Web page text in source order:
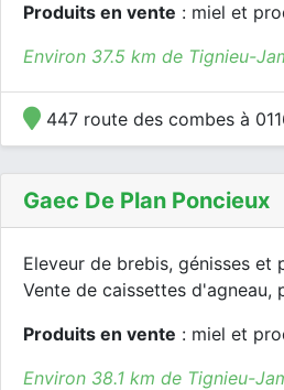
Produits en vente : miel et
Environ 37.5 km de Tignieu-
447 route des combes à
Gaec De Plan Poncieux
Eleveur de brebis, génisses et
Vente de caissettes
Produits en vente : miel et
Environ 38.1 km de Tignieu-